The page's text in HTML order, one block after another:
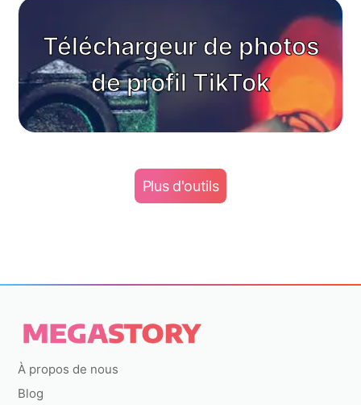
Téléchargeur de photos
de profil TikTok
Plus d'outils
À propos de nous
Blog